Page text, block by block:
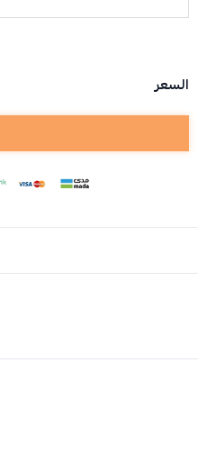
السعر